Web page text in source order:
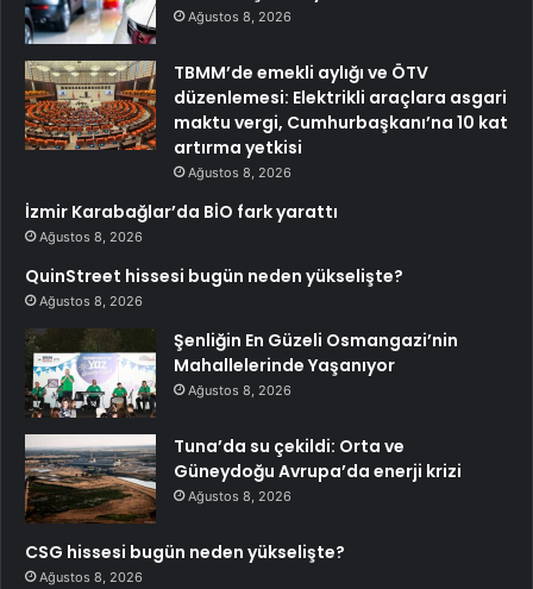
Ağustos 8, 2026
TBMM’de emekli aylığı ve ÖTV
düzenlemesi: Elektrikli araçlara asgari
maktu vergi, Cumhurbaşkanı’na 10 kat
artırma yetkisi
Ağustos 8, 2026
İzmir Karabağlar’da BİO fark yarattı
Ağustos 8, 2026
QuinStreet hissesi bugün neden yükselişte?
Ağustos 8, 2026
Şenliğin En Güzeli Osmangazi’nin
Mahallelerinde Yaşanıyor
Ağustos 8, 2026
Tuna’da su çekildi: Orta ve
Güneydoğu Avrupa’da enerji krizi
Ağustos 8, 2026
CSG hissesi bugün neden yükselişte?
Ağustos 8, 2026